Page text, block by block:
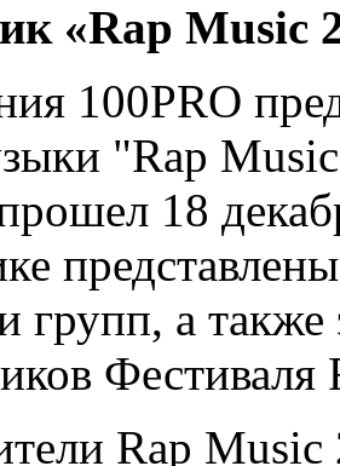
«Rap Music
100PRO
"Rap
18
групп, а
Rap